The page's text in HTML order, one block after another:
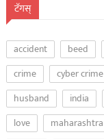
टॅगस्
accident beed
crime
cyber crime
husband
india
love
maharashtra